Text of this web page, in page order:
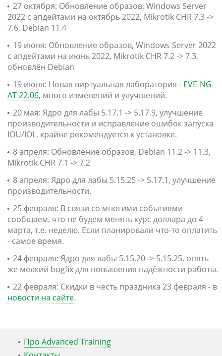
27 октября: Обновление образов, Windows Server
2022 с апдейтами на октябрь 2022, Mikrotik CHR 7.3 ->
7.6, Debian 11.4
19 июня: Обновление образов, Windows Server 2022
с апдейтами на июнь 2022, Mikrotik CHR 7.2 -> 7.3,
обновлён Debian
19 июня: Новая виртуальная лаборатория - EVE-NG-
AT 22.06, много изменений и улучшений.
20 мая: Ядро для лабы 5.17.1 -> 5.17.9, улучшение
производительности и исправление ошибок запуска
IOU/IOL, крайне рекомендуется к установке.
8 апреля: Обновление образов, Debian 11.2 -> 11.3,
Mikrotik CHR 7.1 -> 7.2
8 апреля: Ядро для лабы 5.15.25 -> 5.17.1, улучшение
производительности.
25 февраля: В связи со многими событиями
сообщаем, что не будем менять курс доллара до 4
марта, т.е. неделю. Если планировали что-то оплатить
- самое время.
24 февраля: Ядро для лабы 5.15.20 -> 5.15.25, опять
же мелкий bugfix для повышения надёжности работы.
22 февраля: Скидки в честь праздника 23 февраля - в
новости на сайте.
Про Advanced Training